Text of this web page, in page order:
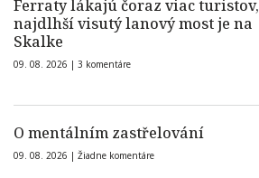
Ferraty lákajú čoraz viac turistov,
najdlhší visutý lanový most je na
Skalke
09. 08. 2026 | 3 komentáre
O mentálním zastřelování
09. 08. 2026 | Žiadne komentáre